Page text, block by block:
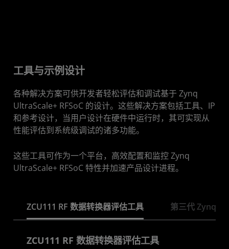
工具与示例设计
各种解决方案可供开发者轻松评估和调试基于 Zynq
UltraScale+ RFSoC 的设计。这些解决方案包括工具、IP
和参考设计，当用户设计在硬件中运行时，其可实现从
性能评估到系统级调试的诸多功能。
这些工具可作为一个平台，高效配置和监控 Zynq
UltraScale+ RFSoC 特性并加速产品设计进程。
ZCU111 RF 数据转换器评估工具 第三代 Zynq
ZCU111 RF 数据转换器评估工具